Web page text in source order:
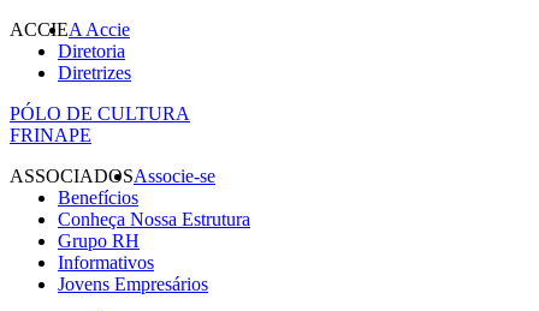
ACCIEA Accie
Diretoria
Diretrizes
PÓLO DE CULTURA
FRINAPE
ASSOCIADOSAssocie-se
Benefícios
Conheça Nossa Estrutura
Grupo RH
Informativos
Jovens Empresários